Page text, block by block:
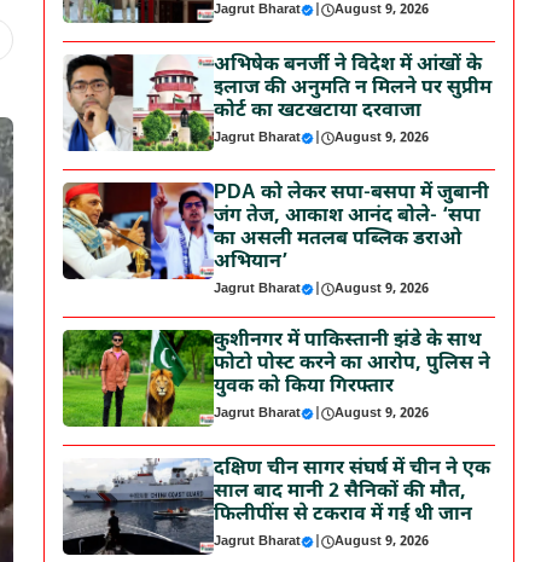
Jagrut Bharat | August 9, 2026
अभिषेक बनर्जी ने विदेश में आंखों के
इलाज की अनुमति न मिलने पर सुप्रीम
कोर्ट का खटखटाया दरवाजा
Jagrut Bharat | August 9, 2026
PDA को लेकर सपा-बसपा में जुबानी
जंग तेज, आकाश आनंद बोले- ‘सपा
का असली मतलब पब्लिक डराओ
अभियान’
Jagrut Bharat | August 9, 2026
कुशीनगर में पाकिस्तानी झंडे के साथ
फोटो पोस्ट करने का आरोप, पुलिस ने
युवक को किया गिरफ्तार
Jagrut Bharat | August 9, 2026
दक्षिण चीन सागर संघर्ष में चीन ने एक
साल बाद मानी 2 सैनिकों की मौत,
फिलीपींस से टकराव में गई थी जान
Jagrut Bharat | August 9, 2026